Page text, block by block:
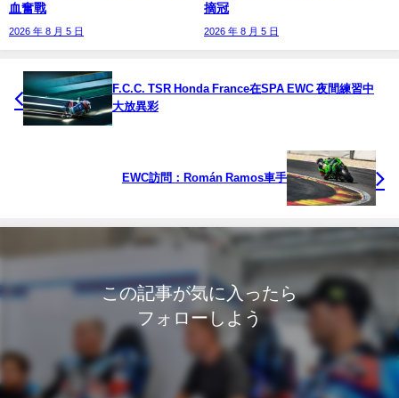
血奮戰
2026 年 8 月 5 日
摘冠
2026 年 8 月 5 日
F.C.C. TSR Honda France在SPA EWC 夜間練習中
大放異彩
EWC訪問：Román Ramos車手
この記事が気に入ったら
フォローしよう